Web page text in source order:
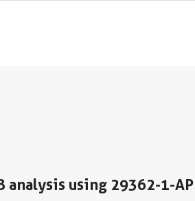
analysis using 29362-1-AP